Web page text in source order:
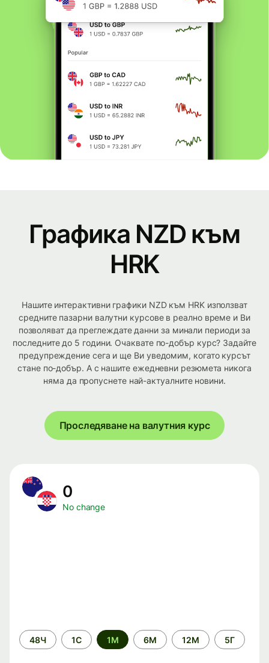
Графика NZD към
HRK
Нашите интерактивни графики NZD към HRK използват
средните пазарни валутни курсове в реално време и Ви
позволяват да преглеждате данни за минали периоди за
последните до 5 години. Очаквате по-добър курс? Задайте
предупреждение сега и ще Ви уведомим, когато курсът
стане по-добър. А с нашите ежедневни резюмета никога
няма да пропуснете най-актуалните новини.
Проследяване на валутния курс
0
No change
Time
period
48Ч 1С 1М 6М 12М 5Г